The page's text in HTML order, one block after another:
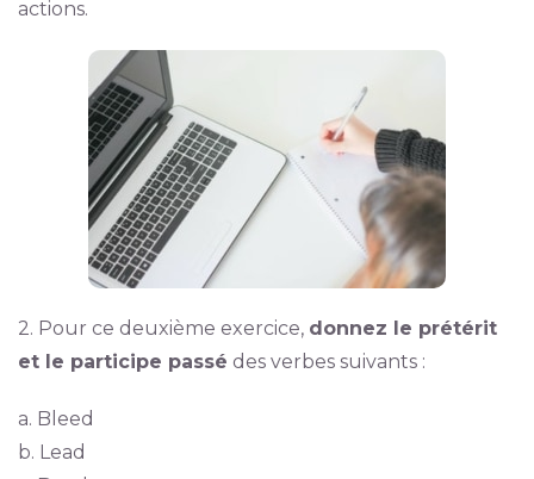
actions.
2. Pour ce deuxième exercice, donnez le prétérit
et le participe passé des verbes suivants :
a. Bleed
b. Lead